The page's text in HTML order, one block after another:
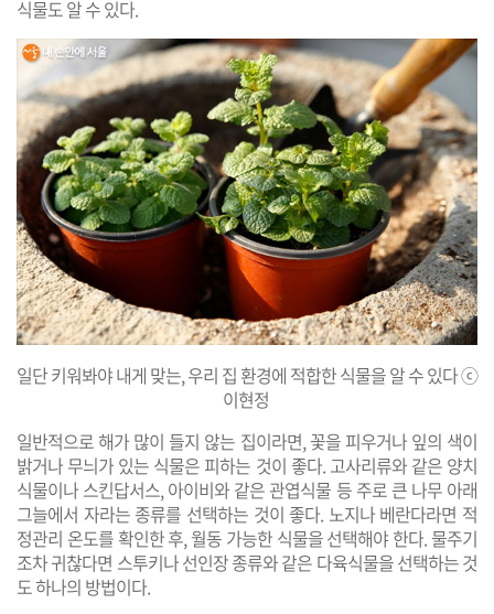
식물도 알 수 있다.
일단 키워봐야 내게 맞는, 우리 집 환경에 적합한 식물을 알 수 있다 ⓒ
이현정
​일반적으로 해가 많이 들지 않는 집이라면, 꽃을 피우거나 잎의 색이
밝거나 무늬가 있는 식물은 피하는 것이 좋다. 고사리류와 같은 양치
식물이나 스킨답서스, 아이비와 같은 관엽식물 등 주로 큰 나무 아래
그늘에서 자라는 종류를 선택하는 것이 좋다. 노지나 베란다라면 적
정관리 온도를 확인한 후, 월동 가능한 식물을 선택해야 한다. 물주기
조차 귀찮다면 스투키나 선인장 종류와 같은 다육식물을 선택하는 것
도 하나의 방법이다.